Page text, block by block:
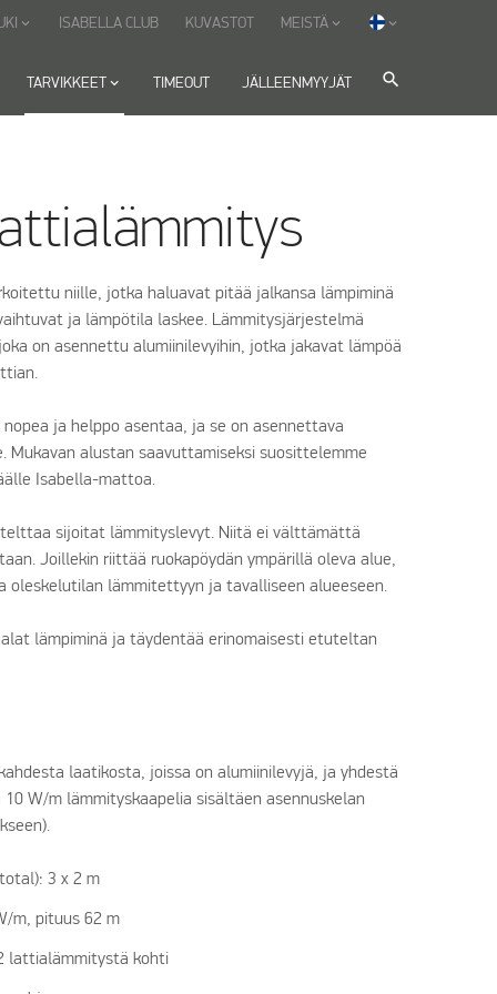
TARVIKKEET keyboard_arrow_down TIMEOUT JÄLLEENMYYJÄT search
keyboard_arrow_down ISABELLA CLUB KUVASTOT MEISTÄkeyboard_arrow_down keyboard_arrow_down
niille, jotka haluavat pitää jalkansa lämpiminä
ja lämpötila laskee. Lämmitysjärjestelmä
on asennettu alumiinilevyihin, jotka jakavat lämpöä
ja helppo asentaa, ja se on asennettava
Mukavan alustan saavuttamiseksi suosittelemme
Isabella-mattoa.
sijoitat lämmityslevyt. Niitä ei välttämättä
Joillekin riittää ruokapöydän ympärillä oleva alue,
oleskelutilan lämmitettyyn ja tavalliseen alueeseen.
lämpiminä ja täydentää erinomaisesti etuteltan
laatikosta, joissa on alumiinilevyjä, ja yhdestä
W/m lämmityskaapelia sisältäen asennuskelan
3 x 2 m
m, pituus 62 m
lattialämmitystä kohti